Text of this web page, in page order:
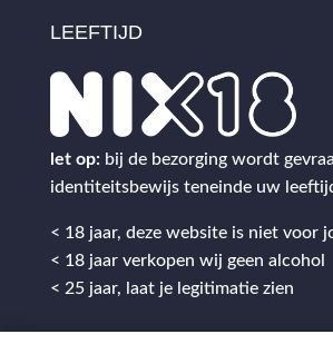
LEEFTIJD
let op: bij de bezorging wordt
identiteitsbewijs teneinde uw
< 18 jaar, deze website is niet voor
< 18 jaar verkopen wij geen alcohol
< 25 jaar, laat je legitimatie zien